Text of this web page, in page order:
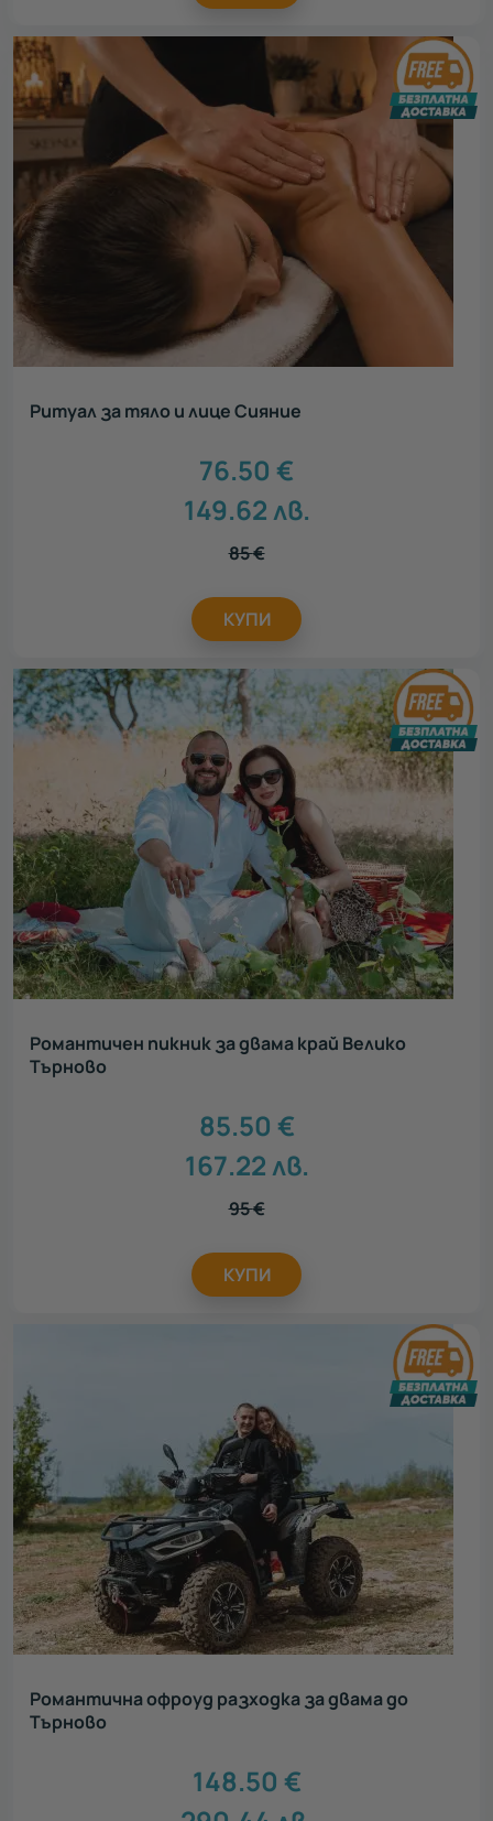
Ритуал за тяло и лице Сияние
76.50 €
149.62лв.
85€
КУПИ
Романтичен пикник за двама край Велико
Търново
85.50 €
167.22лв.
95€
КУПИ
Романтична офроуд разходка за двама до
Търново
148.50 €